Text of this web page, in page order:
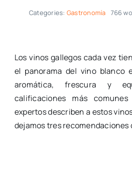
Categories: Gastronomía 766
Los vinos gallegos cada vez
el panorama del vino blanco
aromática, frescura y
calificaciones más
expertos describen a estos
dejamos tres recomendaciones